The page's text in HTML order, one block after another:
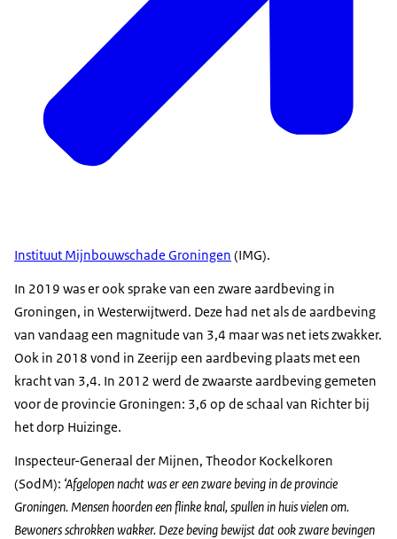
Instituut Mijnbouwschade Groningen (IMG).
In 2019 was er ook sprake van een zware aardbeving in
Groningen, in Westerwijtwerd. Deze had net als de aardbeving
van vandaag een magnitude van 3,4 maar was net iets zwakker.
Ook in 2018 vond in Zeerijp een aardbeving plaats met een
kracht van 3,4. In 2012 werd de zwaarste aardbeving gemeten
voor de provincie Groningen: 3,6 op de schaal van Richter bij
het dorp Huizinge.
Inspecteur-Generaal der Mijnen, Theodor Kockelkoren
(SodM): ‘Afgelopen nacht was er een zware beving in de provincie
Groningen. Mensen hoorden een flinke knal, spullen in huis vielen om.
Bewoners schrokken wakker. Deze beving bewijst dat ook zware bevingen